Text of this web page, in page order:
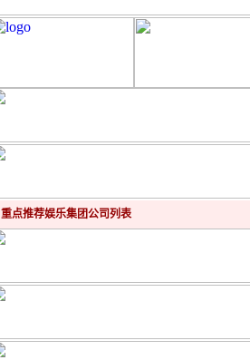
重点推荐娱乐集团公司列表